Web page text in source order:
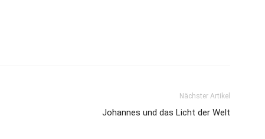
Nächster Artikel
Johannes und das Licht der Welt